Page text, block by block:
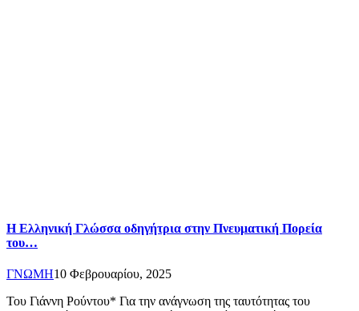
Η Ελληνική Γλώσσα οδηγήτρια στην Πνευματική Πορεία
του…
ΓΝΩΜΗ10 Φεβρουαρίου, 2025
Του Γιάννη Ρούντου* Για την ανάγνωση της ταυτότητας του